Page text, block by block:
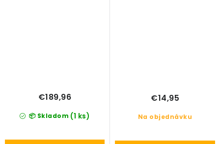
📦 Skladom (1 ks)
€189,96
Na objednávku
€14,95